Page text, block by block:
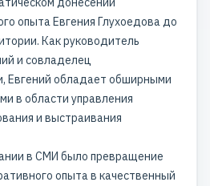
опыта Евгения Глухоедова до
Как руководитель
и совладелец
Евгений обладает обширными
в области управления
и выстраивания
в СМИ было превращение
опыта в качественный